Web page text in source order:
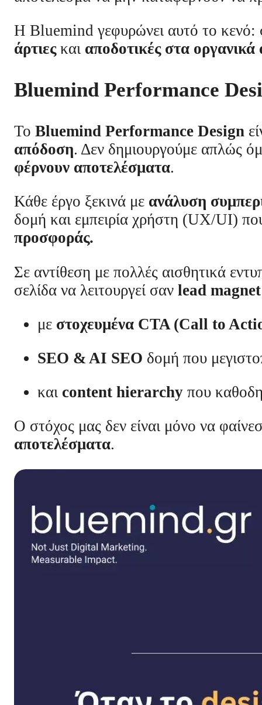
Η Bluemind γεφυρώνει αυτό το κενό:
άρτιεςκαι αποδοτικές στα
Bluemind Performance
Το Bluemind Performance Design
απόδοση. Δεν δημιουργούμε απλώς
φέρνουν αποτελέσματα.
Κάθε έργο ξεκινά με ανάλυση
δομή και εμπειρία χρήστη (UX/UI)
προσφοράς.
Σε αντίθεση με πολλές αισθητικά
σελίδα να λειτουργεί σαν lead magnet
με στοχευμένα CTA (Call to
SEO & AI SEO δομή που
και content hierarchy που
Ο στόχος μας δεν είναι μόνο να
αποτελέσματα.